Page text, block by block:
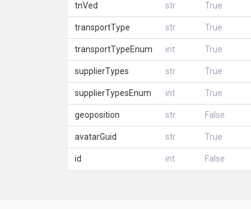
tnVed str True
transportType str True
transportTypeEnum int True
supplierTypes str True
supplierTypesEnum int True
geoposition str False
avatarGuid str True
id int False